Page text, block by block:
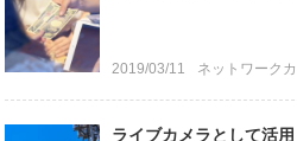
2019/03/11 ネットワーク
ライブカメラとして活